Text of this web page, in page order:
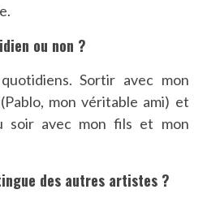
ou non ?
Sortir avec mon
mon véritable ami) et
soir avec mon fils et mon
des autres artistes ?